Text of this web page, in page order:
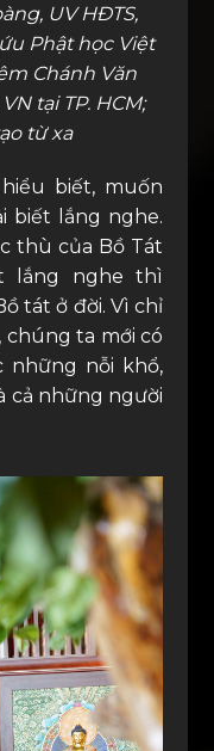
UV HĐTS,
Phật học Việt
Chánh Văn
tại TP. HCM;
từ xa
biết, muốn
biết lắng nghe.
thù của Bồ Tát
lắng nghe thì
tát ở đời. Vì chỉ
chúng ta mới có
những nỗi khổ,
cả những người